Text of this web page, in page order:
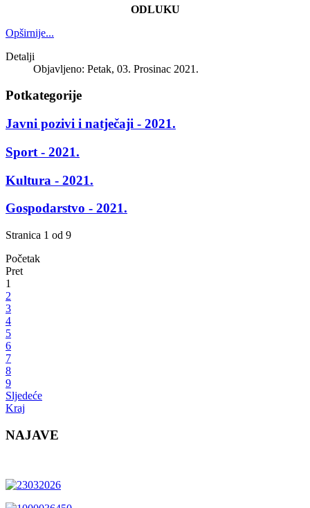
ODLUKU
Opširnije...
Detalji
Objavljeno: Petak, 03. Prosinac 2021.
Potkategorije
Javni pozivi i natječaji - 2021.
Sport - 2021.
Kultura - 2021.
Gospodarstvo - 2021.
Stranica 1 od 9
Početak
Pret
1
2
3
4
5
6
7
8
9
Sljedeće
Kraj
NAJAVE